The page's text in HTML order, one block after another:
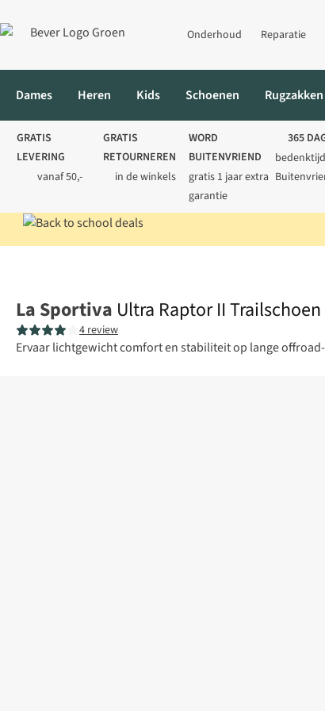
Onderhoud Reparatie
Dames Heren Kids Schoenen
GRATIS
LEVERING
vanaf 50,-
GRATIS
RETOURNEREN
in de winkels
WORD
BUITENVRIEND
gratis 1 jaar extra
garantie
365
La Sportiva Ultra Raptor II Trailschoen
4 review
Ervaar lichtgewicht comfort en stabiliteit op lange